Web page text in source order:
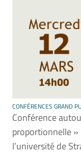
CONFÉRENCES GRAND
Conférence
proportionnelle »
l’université de